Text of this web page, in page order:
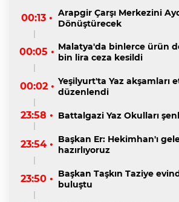
00:13 • Arapgir Çarşı Merkezini
Dönüştürecek
00:05 • Malatya'da binlerce ürün
bin lira ceza kesildi
00:02 • Yeşilyurt'ta Yaz akşamları
düzenlendi
23:58 • Battalgazi Yaz Okulları
23:54 • Başkan Er: Hekimhan'ı
hazırlıyoruz
23:50 • Başkan Taşkın Taziye
buluştu